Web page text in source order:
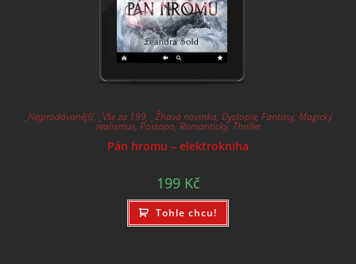
_Nejprodávanější, _Vše za 199, _Žhavá novinka, Dystopie, Fantasy, Magický
realismus, Postapo, Romantický, Thriller
Pán hromu – elektrokniha
199 Kč
Tohle chcu!